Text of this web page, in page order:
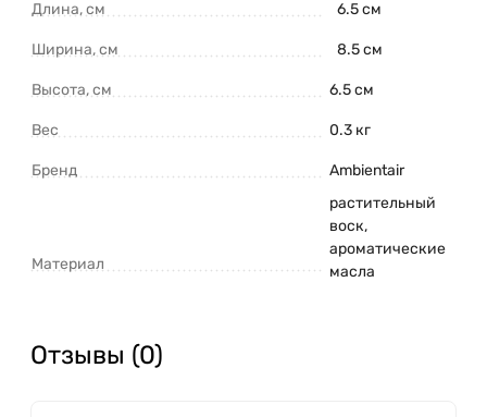
Длина, см 6.5 см
Ширина, см 8.5 см
Высота, см 6.5 см
Вес 0.3 кг
Бренд Ambientair
Материал
растительный
воск,
ароматические
масла
Отзывы (0)